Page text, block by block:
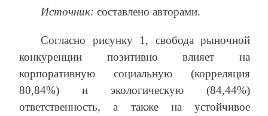
Источник: составлено авторами.
Согласно рисунку 1, свобода рыночной
конкуренции позитивно влияет на
корпоративную социальную (корреляция
80,84%) и экологическую (84,44%)
ответственность, а также на устойчивое